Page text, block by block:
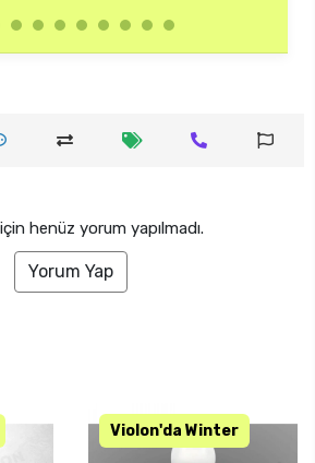
henüz yorum yapılmadı.
Yorum Yap